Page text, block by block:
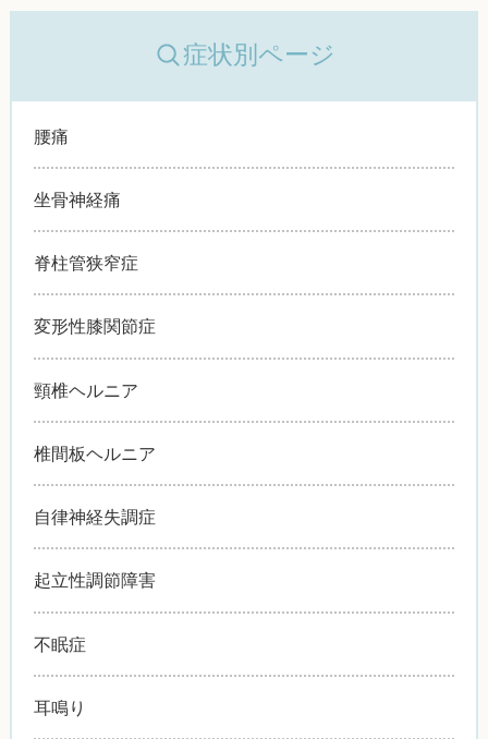
症状別ページ
腰痛
坐骨神経痛
脊柱管狭窄症
変形性膝関節症
頸椎ヘルニア
椎間板ヘルニア
自律神経失調症
起立性調節障害
不眠症
耳鳴り